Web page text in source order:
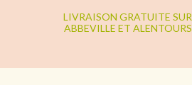
LIVRAISON GRATUITE SUR
ABBEVILLE ET ALENTOURS